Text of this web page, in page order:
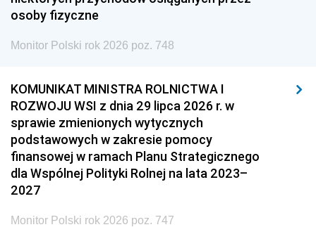
osoby fizyczne
Monitor Polski rok 2026 poz. 748
KOMUNIKAT MINISTRA ROLNICTWA I
ROZWOJU WSI z dnia 29 lipca 2026 r. w
sprawie zmienionych wytycznych
podstawowych w zakresie pomocy
finansowej w ramach Planu Strategicznego
dla Wspólnej Polityki Rolnej na lata 2023–
2027
Monitor Polski rok 2026 poz. 747